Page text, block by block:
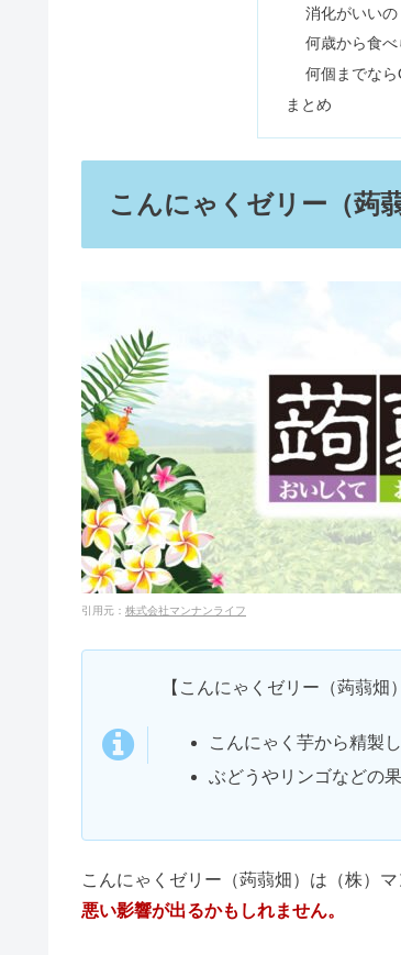
ヤクルト1000飲みす
砂肝は体に悪いがデ
体に悪い油ランキン
コーンスターチは体
チルアウトドリンク
メープルシロップは
冷凍ブルーベリーは
こんにゃくゼリ
こんにゃくゼ
食べ過ぎは
うんちにその
こんにゃくゼリ
何歳から食べ
何個までなら